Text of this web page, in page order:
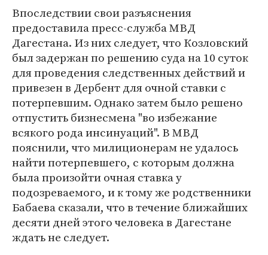
Впоследствии свои разъяснения
предоставила пресс-служба МВД
Дагестана. Из них следует, что Козловский
был задержан по решению суда на 10 суток
для проведения следственных действий и
привезен в Дербент для очной ставки с
потерпевшим. Однако затем было решено
отпустить бизнесмена "во избежание
всякого рода инсинуаций". В МВД
пояснили, что милиционерам не удалось
найти потерпевшего, с которым должна
была произойти очная ставка у
подозреваемого, и к тому же родственники
Бабаева сказали, что в течение ближайших
десяти дней этого человека в Дагестане
ждать не следует.